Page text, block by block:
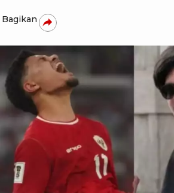
Bagikan
dok.tangkapan layar youtube